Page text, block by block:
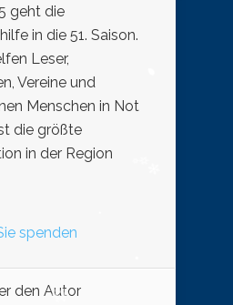
geht die
in die 51. Saison.
Leser,
Vereine und
Menschen in Not
die größte
in der Region
spenden
den Autor